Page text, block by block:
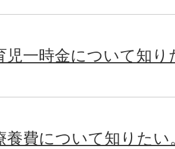
児一時金について知り
養費について知りたい